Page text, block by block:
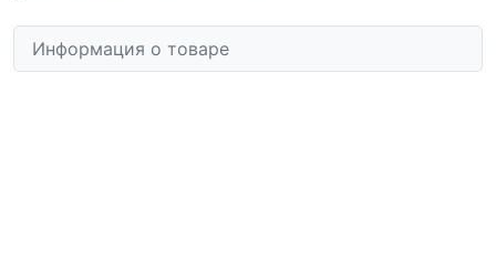
Информация о товаре